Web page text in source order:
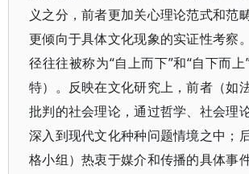
义之分，前者更加关心理论范式和范
更倾向于具体文化现象的实证性考察
径往往被称为“自上而下”和“自下而
特）。反映在文化研究上，前者（如
批判的社会理论，通过哲学、社会理
深入到现代文化种种问题情境之中；
格小组）热衷于媒介和传播的具体事